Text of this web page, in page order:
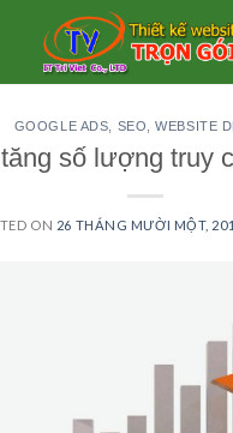
GOOGLE ADS SEO ,WEBSITE
số lượng truy
ON 26 THÁNG MƯỜI MỘT,